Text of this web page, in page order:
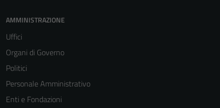
AMMINISTRAZIONE
Uffici
Organi di Governo
Politici
Personale Amministrativo
Enti e Fondazioni